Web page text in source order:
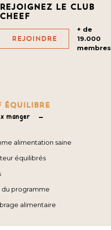
Rejoignez le club
cheef
Rejoindre
+ de
19.000
membres
ÉQUILIBRE
manger
alimentation saine
équilibrés
programme
alimentaire